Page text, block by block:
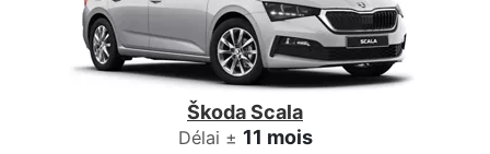
Škoda Scala
Délai ± 11 mois